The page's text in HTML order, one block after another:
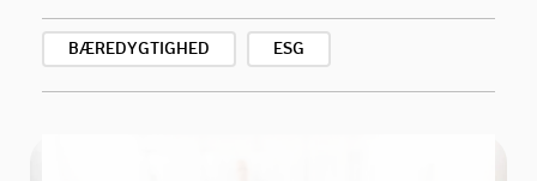
BÆREDYGTIGHED ESG